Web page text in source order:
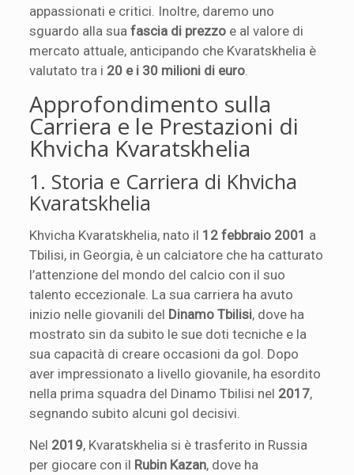
appassionati e critici. Inoltre, daremo uno
sguardo alla suafascia di prezzo e al valore di
mercato attuale, anticipando che Kvaratskhelia è
valutato tra i 20 e i 30 milioni di euro
Approfondimento sulla
Carriera e le Prestazioni di
Khvicha Kvaratskhelia
1. Storia e Carriera di Khvicha
Kvaratskhelia
Khvicha Kvaratskhelia, nato il 12 febbraio 2001 a
Tbilisi, in Georgia, è un calciatore che ha catturato
l’attenzione del mondo del calcio con il suo
talento eccezionale. La sua carriera ha avuto
inizio nelle giovanili del Dinamo Tbilisi, dove ha
mostrato sin da subito le sue doti tecniche e la
sua capacità di creare occasioni da gol. Dopo
aver impressionato a livello giovanile, ha esordito
nella prima squadra del Dinamo Tbilisi nel 2017,
segnando subito alcuni gol decisivi.
Nel 2019, Kvaratskhelia si è trasferito in Russia
per giocare con il Rubin Kazan, dove ha